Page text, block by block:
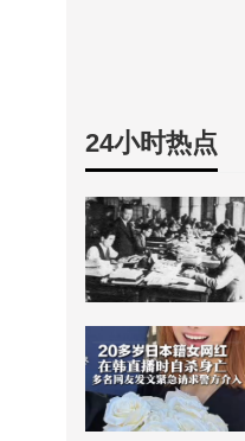
24小时热点